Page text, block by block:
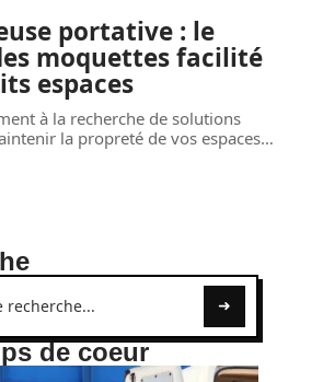
portative : le
moquettes facilité
espaces
à la recherche de solutions
la propreté de vos espaces…
de coeur